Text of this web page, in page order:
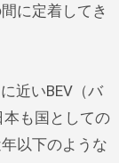
に定着してき
近いBEV（バ
本も国としての
以下のような